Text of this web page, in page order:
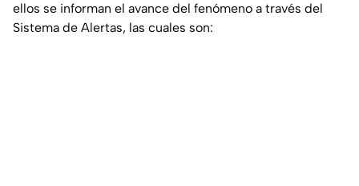
ellos se informan el avance del fenómeno a través del
Sistema de Alertas, las cuales son: